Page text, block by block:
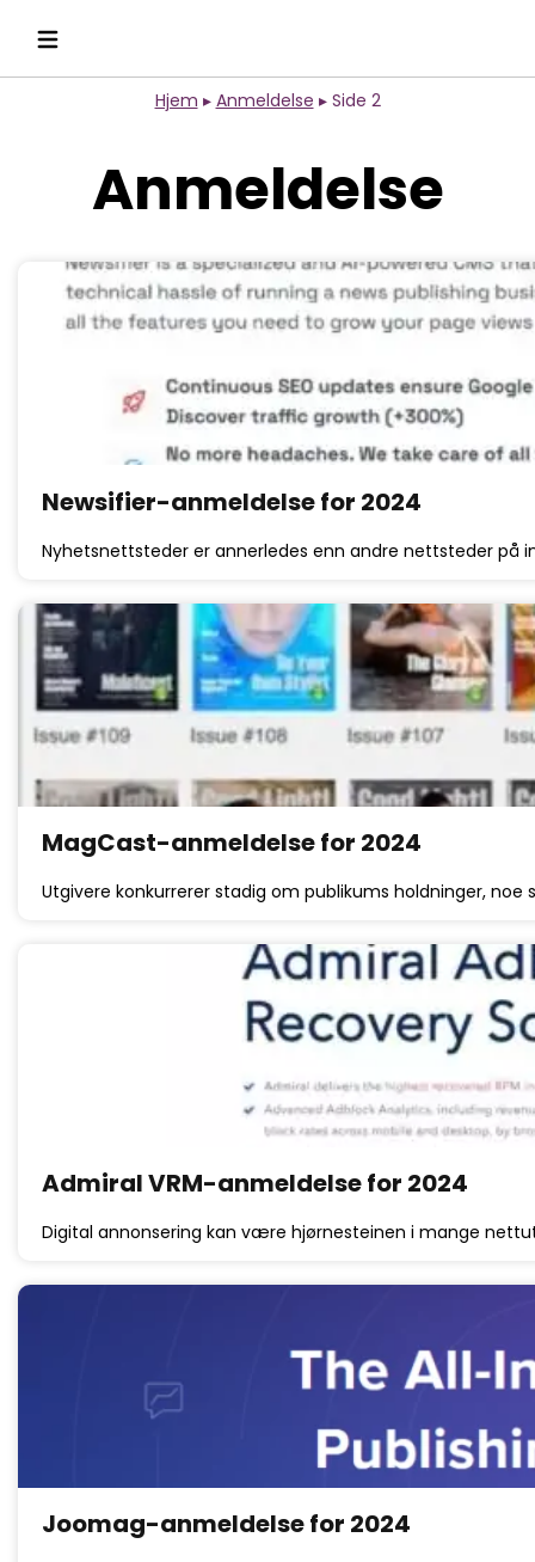
Hjem ▸ Anmeldelse ▸ Side 2
Anmeldelse
Newsifier-anmeldelse for 2024
Nyhetsnettsteder er annerledes enn andre nettsteder på
MagCast-anmeldelse for 2024
Utgivere konkurrerer stadig om publikums holdninger, noe
Admiral VRM-anmeldelse for 2024
Digital annonsering kan være hjørnesteinen i mange
Joomag-anmeldelse for 2024